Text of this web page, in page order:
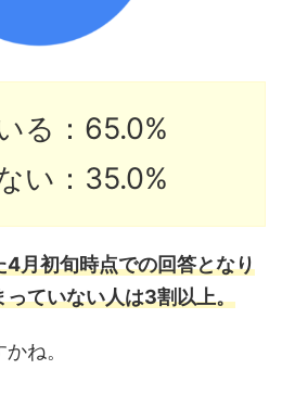
る：65.0%
い：35.0%
4月初旬時点での回答となり
っていない人は3割以上。
ね。